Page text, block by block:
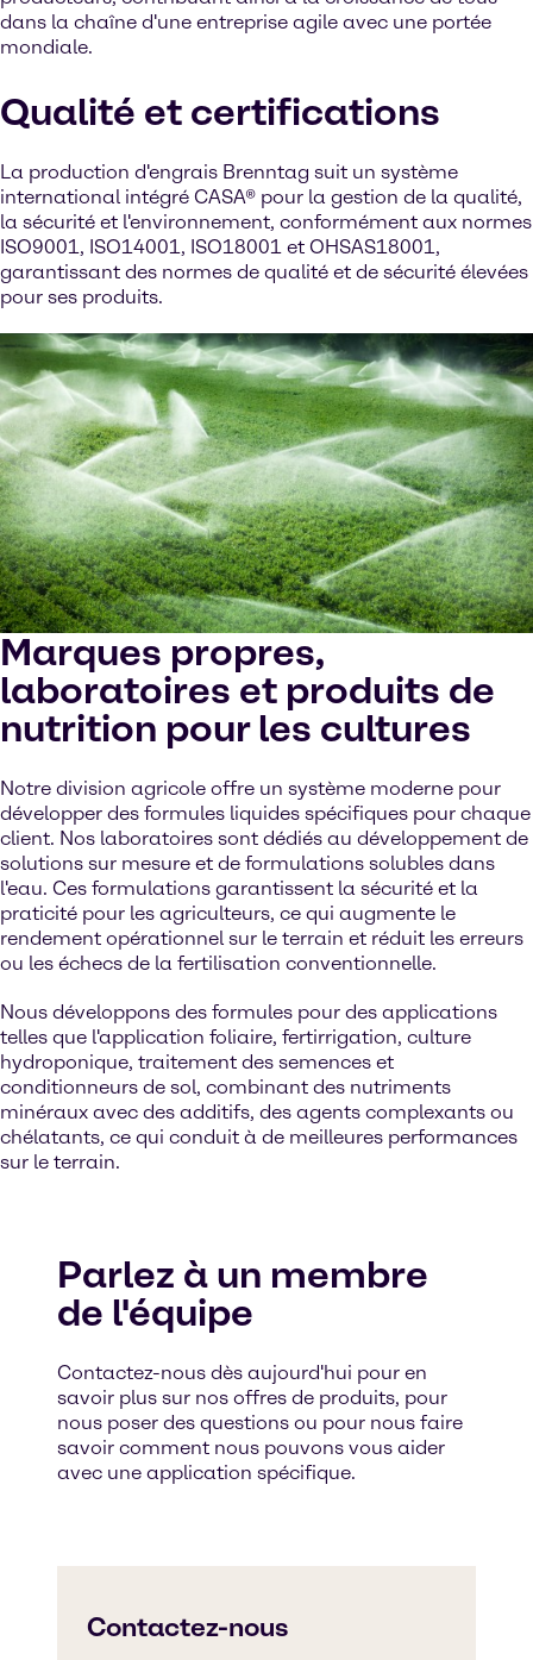
dans la chaîne d'une entreprise agile avec une portée
mondiale.
Qualité et certifications
La production d'engrais Brenntag suit un système
international intégré CASA® pour la gestion de la qualité,
la sécurité et l'environnement, conformément aux normes
ISO9001, ISO14001, ISO18001 et OHSAS18001,
garantissant des normes de qualité et de sécurité élevées
pour ses produits.
Marques propres,
laboratoires et produits de
nutrition pour les cultures
Notre division agricole offre un système moderne pour
développer des formules liquides spécifiques pour chaque
client. Nos laboratoires sont dédiés au développement de
solutions sur mesure et de formulations solubles dans
l'eau. Ces formulations garantissent la sécurité et la
praticité pour les agriculteurs, ce qui augmente le
rendement opérationnel sur le terrain et réduit les erreurs
ou les échecs de la fertilisation conventionnelle.
Nous développons des formules pour des applications
telles que l'application foliaire, fertirrigation, culture
hydroponique, traitement des semences et
conditionneurs de sol, combinant des nutriments
minéraux avec des additifs, des agents complexants ou
chélatants, ce qui conduit à de meilleures performances
sur le terrain.
Parlez à un membre
de l'équipe
Contactez-nous dès aujourd'hui pour en
savoir plus sur nos offres de produits, pour
nous poser des questions ou pour nous faire
savoir comment nous pouvons vous aider
avec une application spécifique.